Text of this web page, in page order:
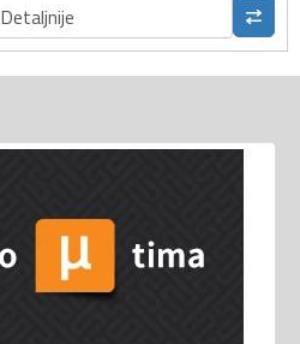
Detaljnije